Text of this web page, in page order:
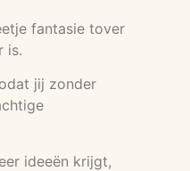
fantasie tover
is.
jij zonder
ideeën krijgt,